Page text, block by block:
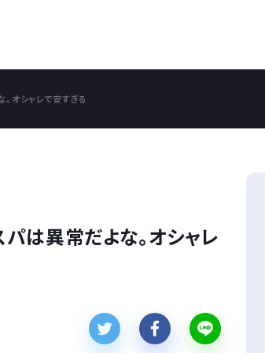
オシャレで安すぎる
は異常だよな。オシャレ